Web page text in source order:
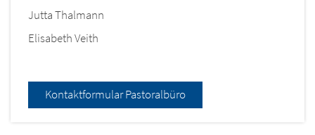
Jutta Thalmann
Elisabeth Veith
Kontaktformular Pastoralbüro